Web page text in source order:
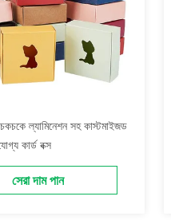
চকচকে ল্যামিনেশন সহ কাস্টমাইজড
কার্ড বক্স
সেরা দাম পান